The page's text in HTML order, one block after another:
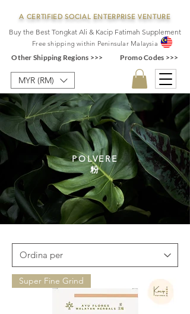
A CERTIFIED SOCIAL ENTERPRISE VENTURE
Buy the Best Tongkat Ali & Kacip Fatimah Supplement
Free shipping within Peninsular Ma laysia
Other Shipping Regions >>> Promo Codes >>>
MYR (RM)
POLVERE
粉
Super Fine Grind